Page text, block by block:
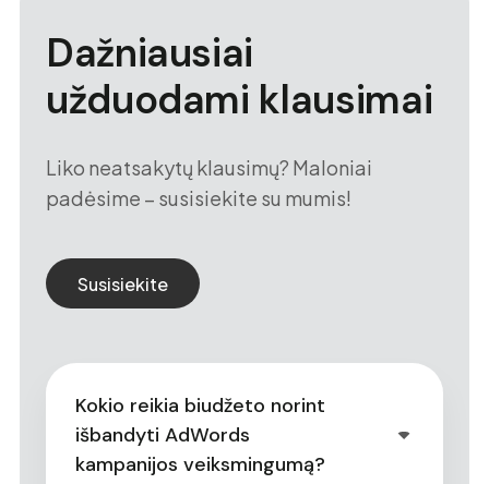
Dažniausiai
užduodami klausimai
Liko neatsakytų klausimų? Maloniai
padėsime – susisiekite su mumis!
Susisiekite
Kokio reikia biudžeto norint
išbandyti AdWords
kampanijos veiksmingumą?